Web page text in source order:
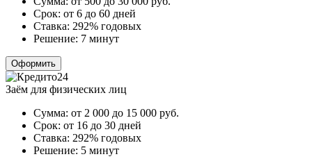
Срок: от 6 до 60 дней
Ставка: 292% годовых
Решение: 7 минут
Оформить
Заём для физических лиц
Сумма: от 2 000 до 15 000 руб.
Срок: от 16 до 30 дней
Ставка: 292% годовых
Решение: 5 минут